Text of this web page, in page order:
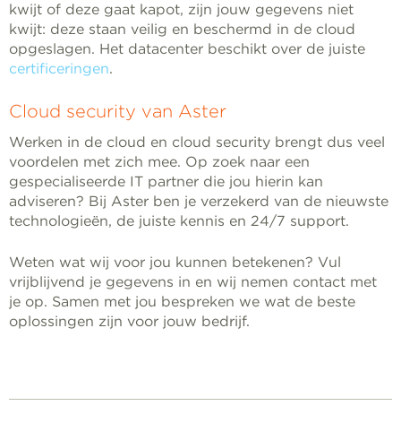
kwijt of deze gaat kapot, zijn jouw gegevens niet
kwijt: deze staan veilig en beschermd in de cloud
opgeslagen. Het datacenter beschikt over de juiste
certificeringen.
Cloud security van Aster
Werken in de cloud en cloud security brengt dus veel
voordelen met zich mee. Op zoek naar een
gespecialiseerde IT partner die jou hierin kan
adviseren? Bij Aster ben je verzekerd van de nieuwste
technologieën, de juiste kennis en 24/7 support.
Weten wat wij voor jou kunnen betekenen? Vul
vrijblijvend je gegevens in en wij nemen contact met
je op. Samen met jou bespreken we wat de beste
oplossingen zijn voor jouw bedrijf.